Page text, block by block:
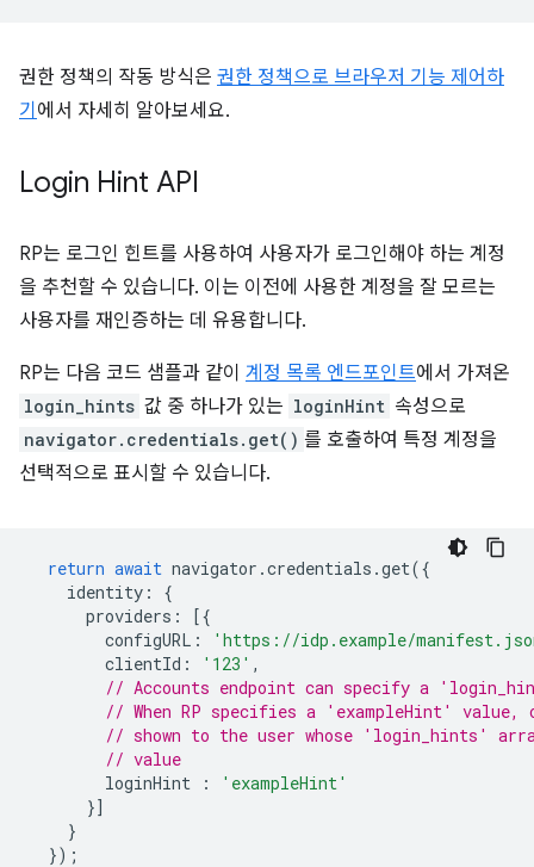
권한 정책의 작동 방식은 권한 정책으로 브라우저 기능 제어하
기 에서 자세히 알아보세요.
Login Hint API
RP는 로그인 힌트를 사용하여 사용자가 로그인해야 하는 계정
을 추천할 수 있습니다. 이는 이전에 사용한 계정을 잘 모르는
사용자를 재인증하는 데 유용합니다.
RP는 다음 코드 샘플과 같이 계정 목록 엔드포인트에서 가져온
login_hints 값 중 하나가 있는 loginHint 속성으로
navigator.credentials.get() 를 호출하여 특정 계정을
선택적으로 표시할 수 있습니다.
return await navigator .credentials .get({
identity :
{
providers :
[{
configURL :
'https://idp.example/
clientId : '123' ,
// Accounts endpoint can specify a
// When RP specifies a 'exampleHint' value,
// shown to the user whose 'login_hints'
// value
loginHint
:
'exampleHint'
}]
}
});